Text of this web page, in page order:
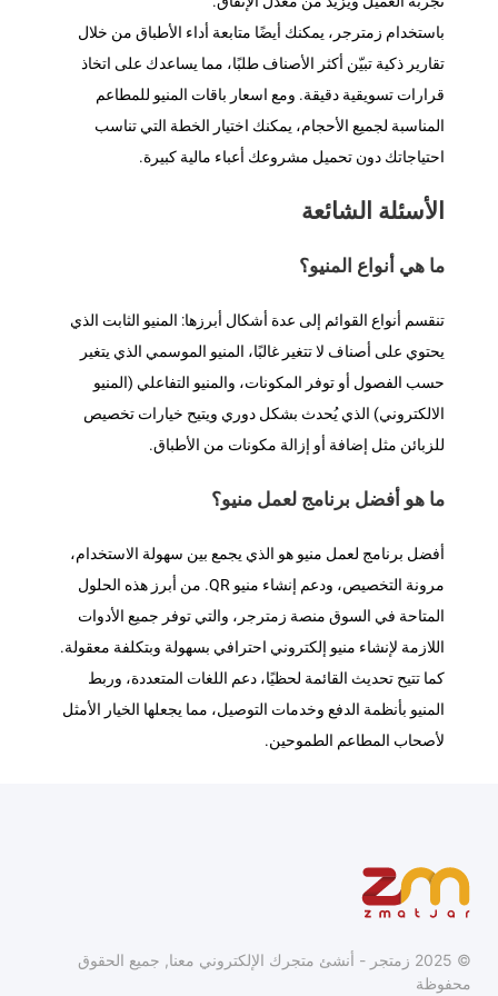
باستخدام زمترجر، يمكنك أيضًا متابعة أداء الأطباق من خلال
تقارير ذكية تبيّن أكثر الأصناف طلبًا، مما يساعدك على اتخاذ
قرارات تسويقية دقيقة. ومع اسعار باقات المنيو للمطاعم
المناسبة لجميع الأحجام، يمكنك اختيار الخطة التي تناسب
احتياجاتك دون تحميل مشروعك أعباء مالية كبيرة.
الأسئلة الشائعة
ما هي أنواع المنيو؟
تنقسم أنواع القوائم إلى عدة أشكال أبرزها: المنيو الثابت الذي
يحتوي على أصناف لا تتغير غالبًا، المنيو الموسمي الذي يتغير
حسب الفصول أو توفر المكونات، والمنيو التفاعلي (‎المنيو
الالكتروني) الذي يُحدث بشكل دوري ويتيح خيارات تخصيص
للزبائن مثل إضافة أو إزالة مكونات من الأطباق.
ما هو أفضل برنامج لعمل منيو؟
أفضل برنامج لعمل منيو هو الذي يجمع بين سهولة الاستخدام،
مرونة التخصيص، ودعم إنشاء منيو QR. من أبرز هذه الحلول
المتاحة في السوق منصة زمترجر، والتي توفر جميع الأدوات
اللازمة لإنشاء منيو إلكتروني احترافي بسهولة وبتكلفة معقولة.
كما تتيح تحديث القائمة لحظيًا، دعم اللغات المتعددة، وربط
المنيو بأنظمة الدفع وخدمات التوصيل، مما يجعلها الخيار الأمثل
لأصحاب المطاعم الطموحين.
© 2025 زمتجر - أنشئ متجرك الإلكتروني معنا, جميع الحقوق
محفوظة